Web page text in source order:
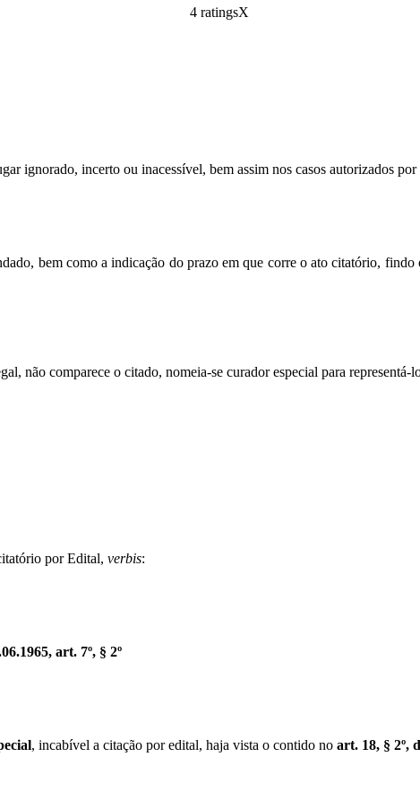
4 ratingsX
ignorado, incerto ou inacessível, bem assim nos casos autorizados
bem como a indicação do prazo em que corre o ato citatório,
não comparece o citado, nomeia-se curador especial para representá-
por Edital, verbis:
art. 7º, § 2º
, incabível a citação por edital, haja vista o contido no art. 18, § 2º,